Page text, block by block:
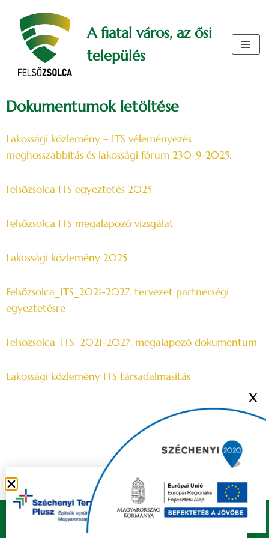
Skip
content
A fiatal város, az ősi
település
Dokumentumok letöltése
Lakossági közlemény – ITS véleményezés
meghosszabbítás és lakossági fórum 230-9-2025.
Felsőzsolca ITS egyeztetés 2025
Felsőzsolca ITS megalapozó vizsgálat
Lakossági közlemény 2025
Felsőzsolca_ITS_2021-2027. tervezet partnerségi
egyeztetésre
Felsozsolca_ITS_2021-2027. megalapozó dokumentum
Lakossági közlemény ITS társadalmasítás
Copyright © 2021 FELSŐZSOLCA ÖNKORMÁNYZAT |
Készítette
X